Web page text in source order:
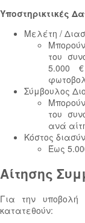
Υποστηρικτικές
Μελέτη /
του
5.000
Σύμβουλος
του
ανά
Κόστος
Έως
Αίτησης
Για την υποβολή
κατατεθούν: